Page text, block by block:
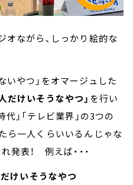
ながら、しっかり絵的な
いやつ」をオマージュした
だけいそうなやつ」 を行い
代」「テレビ業界」の3つの
ら一人くらいいるんじゃな
発表！ 例えば・・・
けいそうなやつ